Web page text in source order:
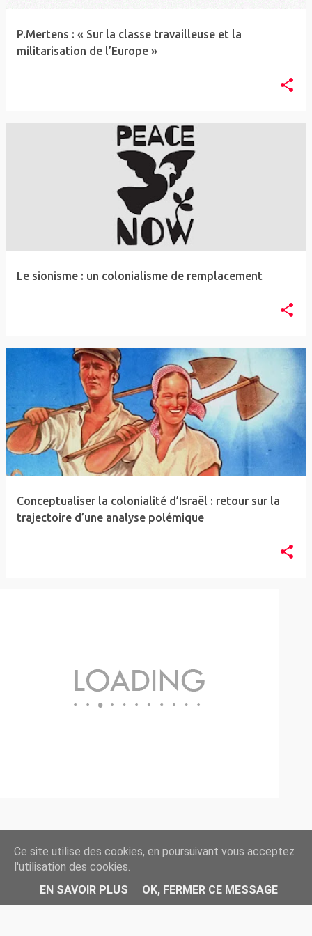
P.Mertens : « Sur la classe travailleuse et la
militarisation de l’Europe »
Le sionisme : un colonialisme de remplacement
Conceptualiser la colonialité d’Israël : retour sur la
trajectoire d’une analyse polémique
◄ Retour à l'accueil //
Ce site utilise des cookies, en poursuivant vous acceptez
l'utilisation des cookies.
EN SAVOIR PLUS
OK, FERMER CE MESSAGE